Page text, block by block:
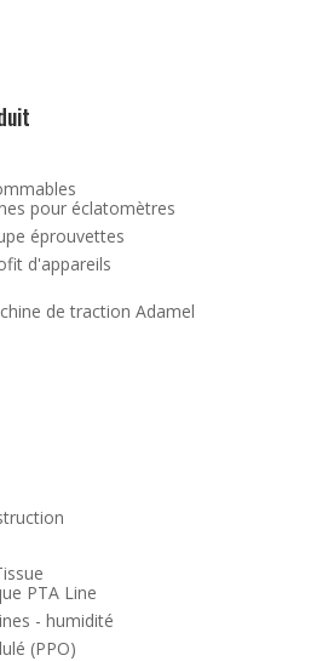
pour éclatomètres
éprouvettes
d'appareils
de traction Adamel
PTA Line
- humidité
(PPO)